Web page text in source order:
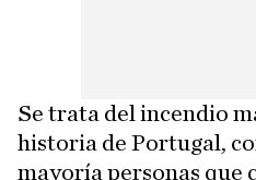
Se trata del incendio
historia de Portugal,
mayoría personas que